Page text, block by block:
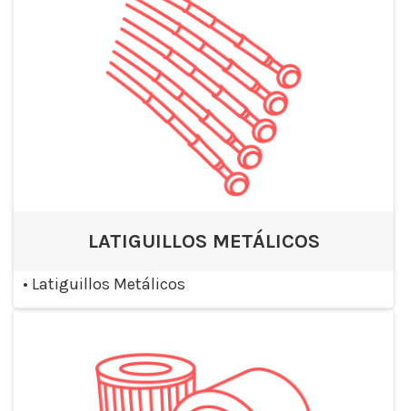
LATIGUILLOS METÁLICOS
• Latiguillos Metálicos